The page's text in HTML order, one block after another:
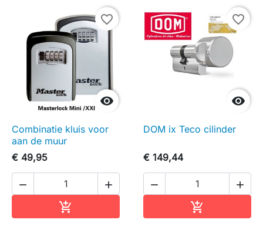

favorite_border
Combinatie kluis voor
aan de muur
€ 49,95
 


favorite_border
DOM ix Teco cilinder
€ 149,44
 
